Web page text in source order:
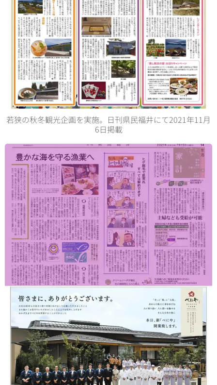
若狭の秋冬観光企画を実施。日刊県民福井にて2021年11月
6日掲載